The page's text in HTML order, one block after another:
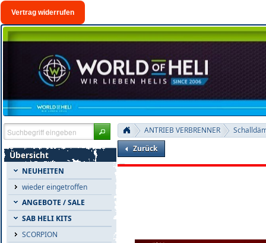
Vertrag widerrufen
Übersicht
NEUHEITEN
wieder eingetroffen
ANGEBOTE / SALE
SAB HELI KITS
SCORPION
ANTRIEB VERBRENNER
Zurück